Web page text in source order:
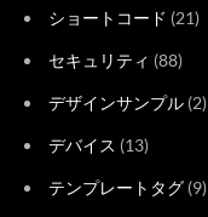
ショートコード (21)
セキュリティ (88)
デザインサンプル (2)
デバイス (13)
テンプレートタグ (9)